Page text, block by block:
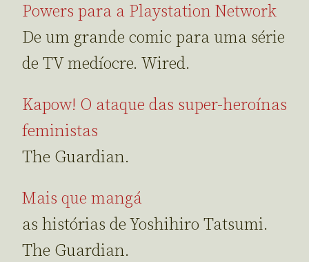
Powers para a Playstation Network
De um grande comic para uma série
de TV medíocre. Wired.
Kapow! O ataque das super-heroínas
feministas
The Guardian.
Mais que mangá
as histórias de Yoshihiro Tatsumi.
The Guardian.